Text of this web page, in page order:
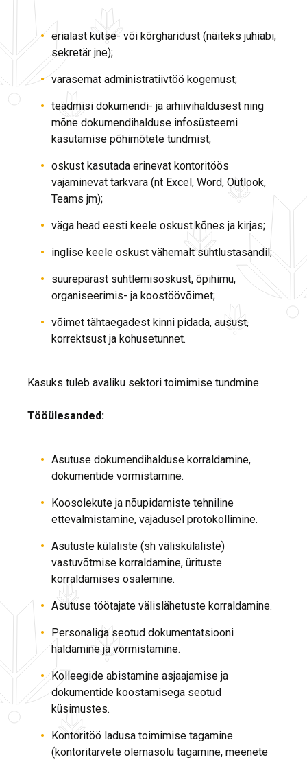
erialast kutse- või kõrgharidust (näiteks juhiabi,
sekretär jne);
varasemat administratiivtöö kogemust;
teadmisi dokumendi- ja arhiivihaldusest ning
mõne dokumendihalduse infosüsteemi
kasutamise põhimõtete tundmist;
oskust kasutada erinevat kontoritöös
vajaminevat tarkvara (nt Excel, Word, Outlook,
Teams jm);
väga head eesti keele oskust kõnes ja kirjas;
inglise keele oskust vähemalt suhtlustasandil;
suurepärast suhtlemisoskust, õpihimu,
organiseerimis- ja koostöövõimet;
võimet tähtaegadest kinni pidada, ausust,
korrektsust ja kohusetunnet.
Kasuks tuleb avaliku sektori toimimise tundmine.
Tööülesanded:
Asutuse dokumendihalduse korraldamine,
dokumentide vormistamine.
Koosolekute ja nõupidamiste tehniline
ettevalmistamine, vajadusel protokollimine.
Asutuste külaliste (sh väliskülaliste)
vastuvõtmise korraldamine, ürituste
korraldamises osalemine.
Asutuse töötajate välislähetuste korraldamine.
Personaliga seotud dokumentatsiooni
haldamine ja vormistamine.
Kolleegide abistamine asjaajamise ja
dokumentide koostamisega seotud
küsimustes.
Kontoritöö ladusa toimimise tagamine
(kontoritarvete olemasolu tagamine, meenete